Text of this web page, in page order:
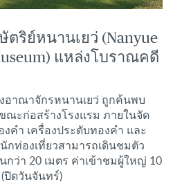
ริย์หนานเยว่ (Nanyue
แหล่งโบราณคดี
อาณาจักรหนานเยว่ ถูกค้นพบ
ณะก่อสร้างโรงแรม ภายในจัด
คำ เครื่องประดับทองคำ และ
ท่องเที่ยวสามารถเดินชมตัว
ว่า 20 เมตร ค่าเข้าชมผู้ใหญ่ 10
ปิดวันจันทร์)